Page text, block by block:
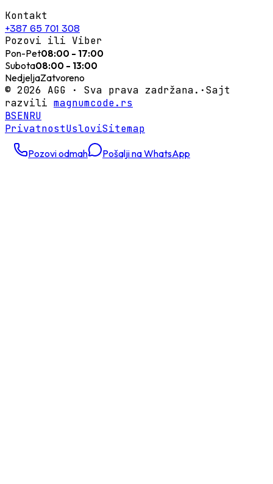
Kontakt
+387 65 701 308
Pozovi ili Viber
Pon-Pet08:00 - 17:00
Subota08:00 - 13:00
NedjeljaZatvoreno
© 2026 AGG · Sva prava zadržana. ·Sajt
razvili magnumcode.rs
BSENRU
PrivatnostUsloviSitemap
Pozovi odmah Pošalji na WhatsApp